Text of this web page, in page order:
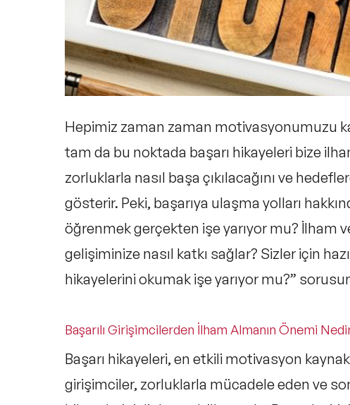
Hepimiz zaman zaman motivasyonumuzu
tam da bu noktada başarı hikayeleri bize
zorluklarla nasıl başa çıkılacağını ve
gösterir. Peki, başarıya ulaşma yolları
öğrenmek gerçekten işe yarıyor mu? İlham
gelişiminize nasıl katkı sağlar? Sizler için
hikayelerini okumak işe yarıyor mu?”
Başarılı Girişimcilerden İlham Almanın Önemi
Başarı hikayeleri, en etkili motivasyon
girişimciler, zorluklarla mücadele eden ve